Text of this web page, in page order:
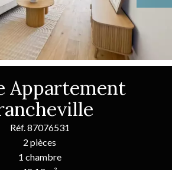
Appartement
Réf. 87076531
2 pièces
1 chambre